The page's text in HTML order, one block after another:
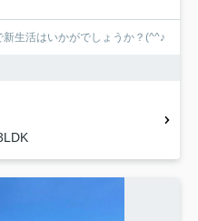
生活はいかがでしょうか？(^^♪